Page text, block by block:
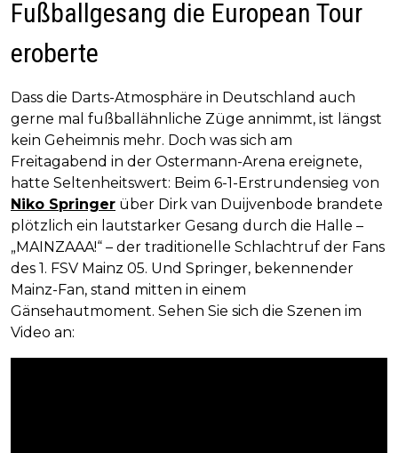
Fußballgesang die European Tour
eroberte
Dass die Darts-Atmosphäre in Deutschland auch
gerne mal fußballähnliche Züge annimmt, ist längst
kein Geheimnis mehr. Doch was sich am
Freitagabend in der Ostermann-Arena ereignete,
hatte Seltenheitswert: Beim 6-1-Erstrundensieg von
Niko Springer über Dirk van Duijvenbode brandete
plötzlich ein lautstarker Gesang durch die Halle –
„MAINZAAA!“ – der traditionelle Schlachtruf der Fans
des 1. FSV Mainz 05. Und Springer, bekennender
Mainz-Fan, stand mitten in einem
Gänsehautmoment. Sehen Sie sich die Szenen im
Video an: